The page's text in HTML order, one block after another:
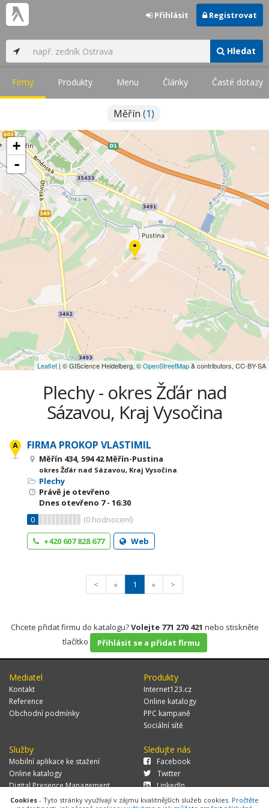
Hledat
Přihlásit Registrovat
Firmy Produkty Menu Články Časté dotazy
Měřín (1)
+
-
Leaflet | © GIScience Heidelberg, ©OpenStreetMap& contributors, CC-BY-SA
Plechy - okres Žďár nad
Sázavou, Kraj Vysočina
FIRMA PROKOP VLASTIMIL
Měřín 434, 594 42 Měřín-Pustina
okres Žďár nad Sázavou, Kraj Vysočina
Plechy
Právě je otevřeno
Dnes otevřeno 7 - 16:30
0
(0 hodnocení)
+420 607 828 677
Web
< « 1 » >
Chcete přidat firmu do katalogu?Volejte 771 270 421 nebo stiskněte
tlačítko
Přihlásit se a přidat firmu
Mediatel
Kontakt
Reference
Obchodní podmínky
Produkty
Internet123.cz
Online katalogy
PPC kampaně
Sociální sítě
Služby
Mobilní aplikace ke stažení
Online katalogy
Digital Presence Management
Více zákazníků
Sledujte nás
Facebook
Twitter
LinkedIn
Cookies - Tyto stránky využívají v zájmu kvalitnějších služeb cookies. Pročtěte